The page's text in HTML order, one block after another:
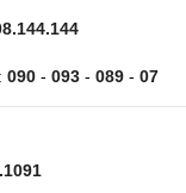
090 - 093 - 089 - 07